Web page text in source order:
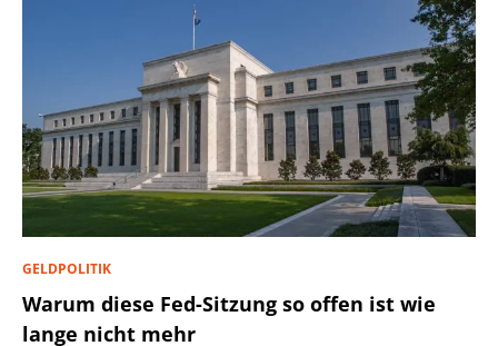
GELDPOLITIK
Warum diese Fed-Sitzung so offen ist wie
lange nicht mehr